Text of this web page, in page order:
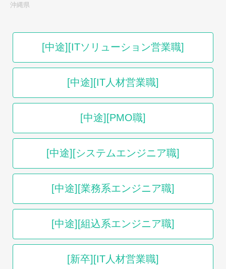
沖縄県
[中途][ITソリューション営業職]
[中途][IT人材営業職]
[中途][PMO職]
[中途][システムエンジニア職]
[中途][業務系エンジニア職]
[中途][組込系エンジニア職]
[新卒][IT人材営業職]